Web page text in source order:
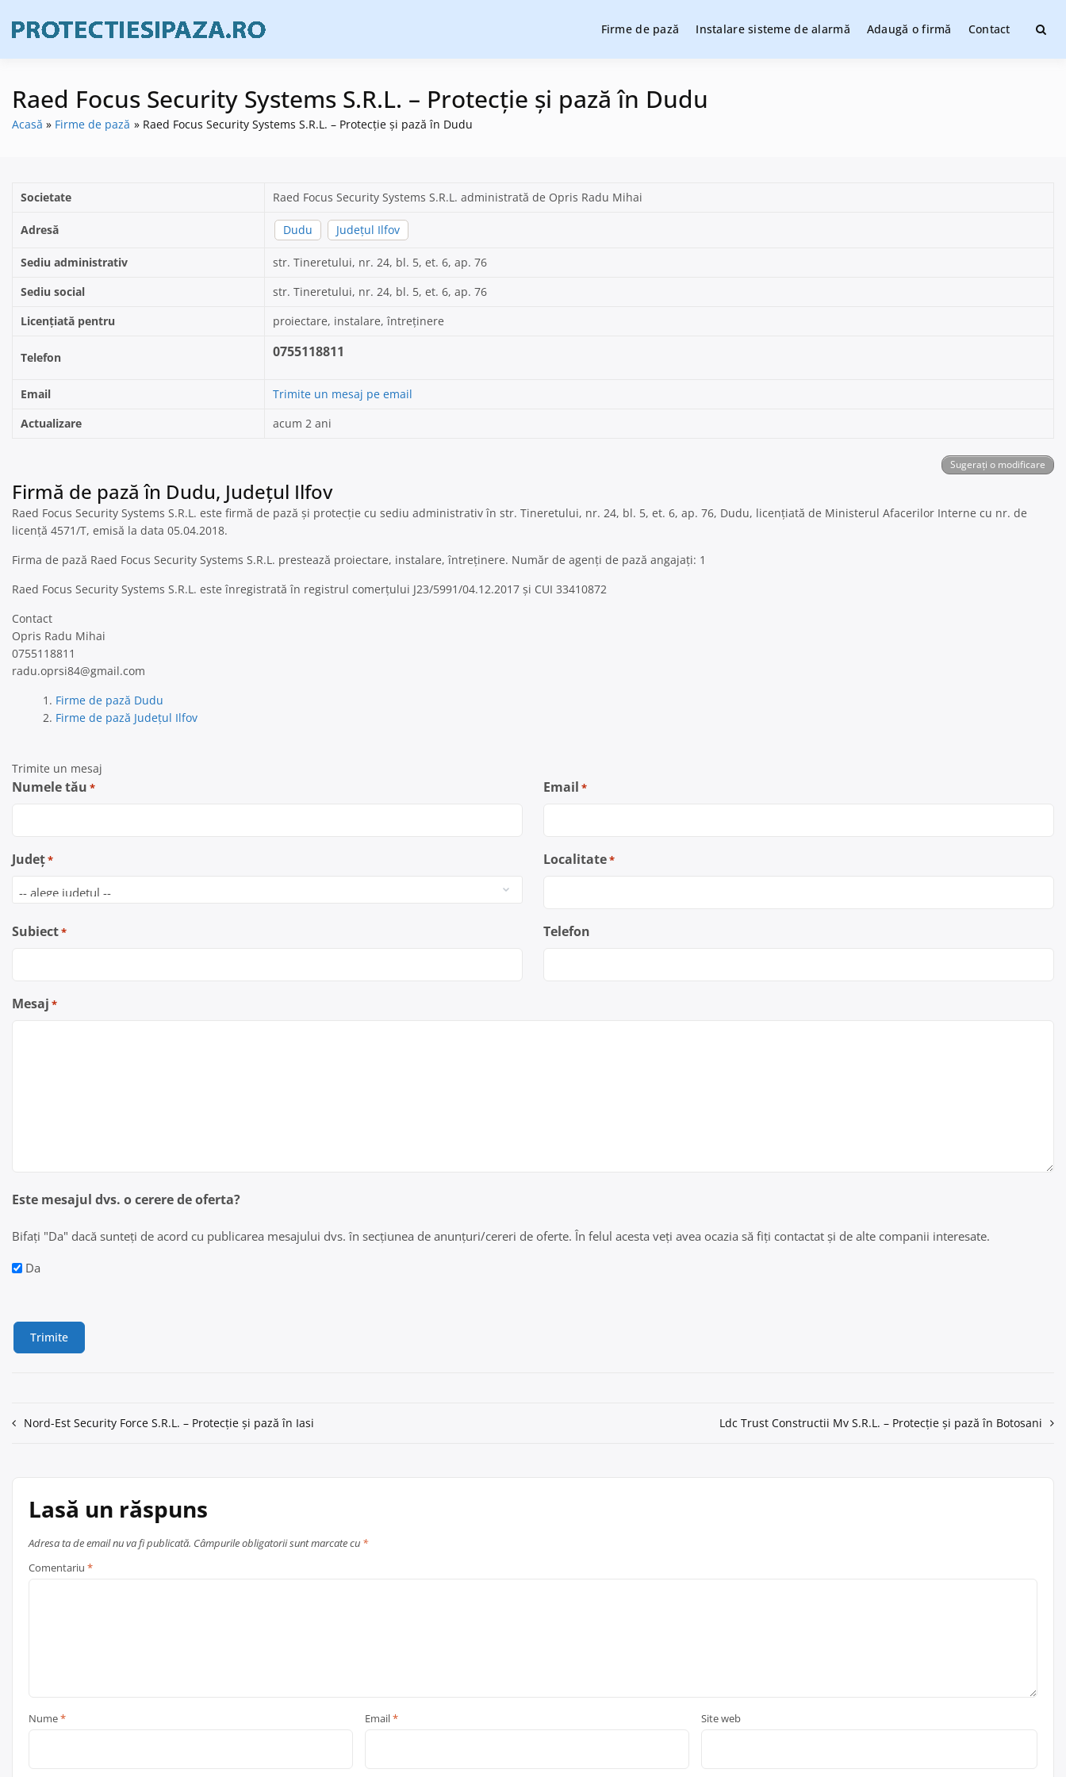
content
Firme de protecție și pază, instalare sisteme de alarmare și evaluatori de securitate
Firme de pază Instalare sisteme de alarmă Adaugă o firmă Contact
Raed Focus Security Systems S.R.L. – Protecție și pază în Dudu
Acasă Firme de pază Raed Focus Security Systems S.R.L. – Protecție și pază în Dudu
Societate Raed Focus Security Systems S.R.L. administrată de Opris Radu Mihai
Adresă Dudu Județul Ilfov
Sediu administrativ
str. Tineretului, nr. 24, bl. 5, et. 6, ap. 76
Sediu social
str. Tineretului, nr. 24, bl. 5, et. 6, ap. 76
Licențiată pentru
proiectare, instalare, întreținere
Telefon 0755118811
Email
Trimite un mesaj pe email
Actualizare
acum 2 ani
Sugerați o modificare
Firmă de pază în Dudu, Județul Ilfov
Raed Focus Security Systems S.R.L. este firmă de pază și protecție cu sediu administrativ în str. Tineretului, nr. 24, bl. 5, et. 6, ap. 76, Dudu, licențiată de Ministerul Afacerilor Interne cu nr. de
licență 4571/T, emisă la data 05.04.2018.
Firma de pază Raed Focus Security Systems S.R.L. prestează proiectare, instalare, întreținere. Număr de agenți de pază angajați: 1
Raed Focus Security Systems S.R.L. este înregistrată în registrul comerțului J23/5991/04.12.2017 și CUI 33410872
Contact
Opris Radu Mihai
0755118811
radu.oprsi84@gmail.com
Firme de pază Dudu
Firme de pază Județul Ilfov
Trimite un mesaj
Numele tău * Email *
Județ* Localitate*
Subiect* Telefon
Mesaj *
Este mesajul dvs. o cerere de oferta?
Bifați "Da" dacă sunteți de acord cu publicarea mesajului dvs. în secțiunea de anunțuri/cereri de oferte. În felul acesta veți avea ocazia să fiți contactat și de alte companii interesate.
Da
Navigare
Nord-Est Security Force S.R.L. – Protecție și pază în Iasi Ldc Trust Constructii Mv S.R.L. – Protecție și pază în Botosani
Lasă un răspuns
Adresa ta de email nu va fi publicată. Câmpurile obligatorii sunt marcate cu *
Comentariu *
Nume* Email* Site web